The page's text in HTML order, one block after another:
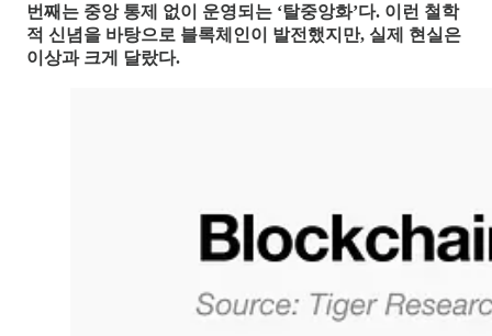
번째는 중앙 통제 없이 운영되는 ‘탈중앙화’다. 이런 철학
적 신념을 바탕으로 블록체인이 발전했지만, 실제 현실은
이상과 크게 달랐다.